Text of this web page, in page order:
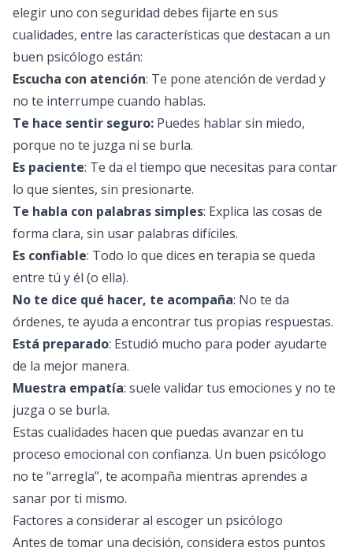
elegir uno con seguridad debes fijarte en sus
cualidades, entre las características que destacan a un
buen psicólogo están:
Escucha con atención: Te pone atención de verdad y
no te interrumpe cuando hablas.
Te hace sentir seguro: Puedes hablar sin miedo,
porque no te juzga ni se burla.
Es paciente: Te da el tiempo que necesitas para contar
lo que sientes, sin presionarte.
Te habla con palabras simples: Explica las cosas de
forma clara, sin usar palabras difíciles.
Es confiable: Todo lo que dices en terapia se queda
entre tú y él (o ella).
No te dice qué hacer, te acompaña: No te da
órdenes, te ayuda a encontrar tus propias respuestas.
Está preparado: Estudió mucho para poder ayudarte
de la mejor manera.
Muestra empatía: suele validar tus emociones y no te
juzga o se burla.
Estas cualidades hacen que puedas avanzar en tu
proceso emocional con confianza. Un buen psicólogo
no te “arregla”, te acompaña mientras aprendes a
sanar por ti mismo.
Factores a considerar al escoger un psicólogo
Antes de tomar una decisión, considera estos puntos